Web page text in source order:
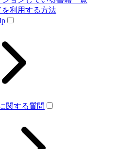
利用する方法
関する質問